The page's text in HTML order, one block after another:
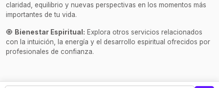
claridad, equilibrio y nuevas perspectivas en los momentos más
importantes de tu vida.
🧿 Bienestar Espiritual: Explora otros servicios relacionados
con la intuición, la energía y el desarrollo espiritual ofrecidos por
profesionales de confianza.